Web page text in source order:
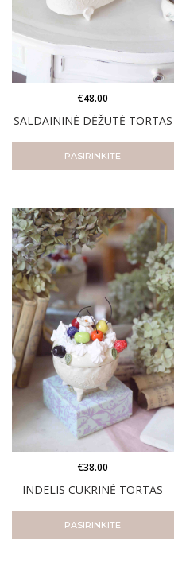
SALDAININĖ DĖŽUTĖ TORTAS
€48.00
PASIRINKITE
INDELIS CUKRINĖ TORTAS
€38.00
PASIRINKITE